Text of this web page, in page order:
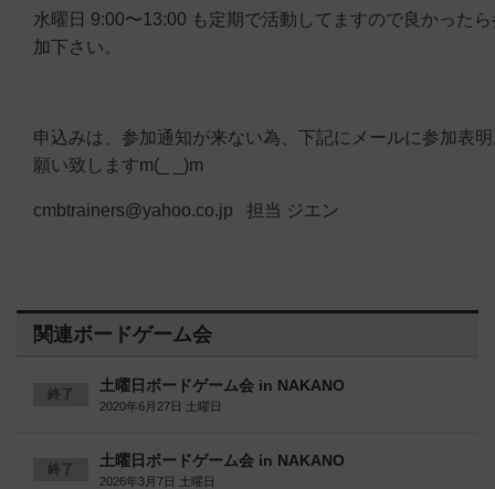
水曜日 9:00〜13:00 も定期で活動してますので良かったら
加下さい。
申込みは、参加通知が来ない為、下記にメールに参加表
願い致しますm(_ _)m
cmbtrainers@yahoo.co.jp 担当 ジエン
関連ボードゲーム会
終了 土曜日ボードゲーム会 in NAKANO
2020年6月27日 土曜日
終了 土曜日ボードゲーム会 in NAKANO
2026年3月7日 土曜日